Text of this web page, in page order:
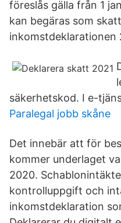
föreslås gälla från 1
kan begäras som
inkomstdeklarationen
säkerhetskod. I e-
Paralegal jobb skåne
Det innebär att för
kommer underlaget
2020.
kontrolluppgift och
inkomstdeklaration